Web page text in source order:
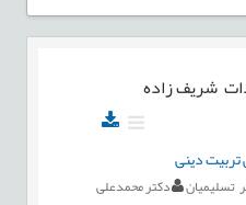
شریف زاده
دینی
تسلیمیان
دکتر محمدعلی